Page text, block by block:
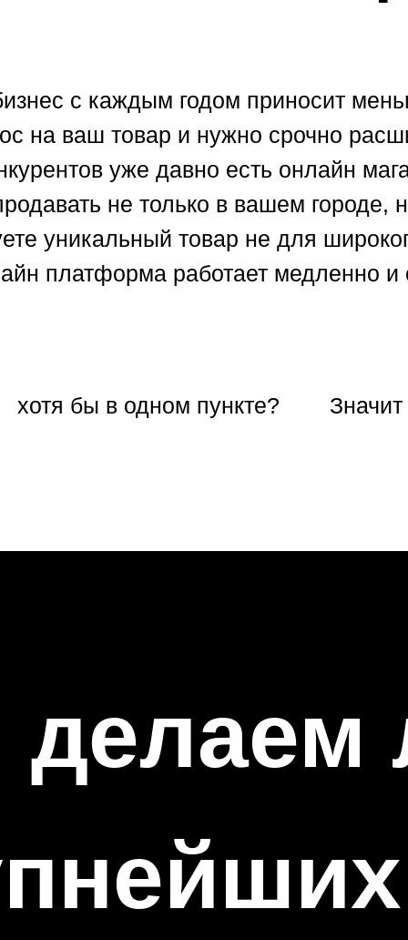
с каждым годом приносит
на ваш товар и нужно срочно
уже давно есть онлайн
не только в вашем городе,
уникальный товар не для
платформа работает медленно
хотя бы в одном пункте? Значит